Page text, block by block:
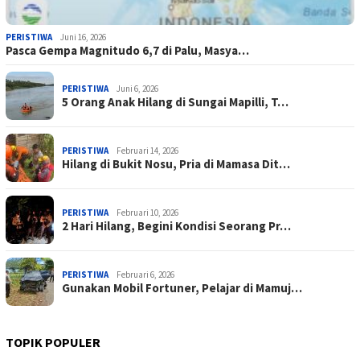
PERISTIWA Juni 16, 2026
Pasca Gempa Magnitudo 6,7 di Palu, Masya…
PERISTIWA Juni 6, 2026
5 Orang Anak Hilang di Sungai Mapilli, T…
PERISTIWA Februari 14, 2026
Hilang di Bukit Nosu, Pria di Mamasa Dit…
PERISTIWA Februari 10, 2026
2 Hari Hilang, Begini Kondisi Seorang Pr…
PERISTIWA Februari 6, 2026
Gunakan Mobil Fortuner, Pelajar di Mamuj…
TOPIK POPULER